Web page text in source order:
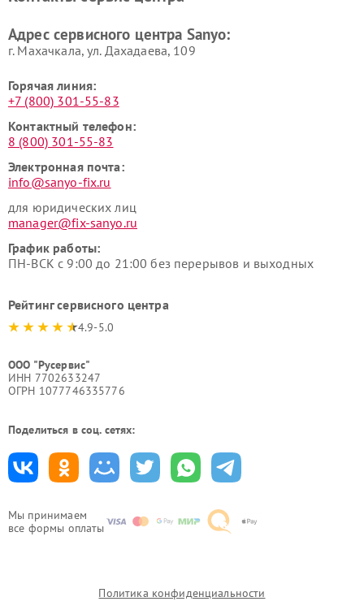
Мы принимаем
все формы оплаты
Адрес сервисного центра Sanyo:
г. Махачкала, ул. Дахадаева, 109
Горячая линия:
+7 (800) 301-55-83
Контактный телефон:
8 (800) 301-55-83
Электронная почта:
info@sanyo-fix.ru
для юридических лиц
manager@fix-sanyo.ru
График работы:
ПН-ВСК с 9:00 до 21:00 без перерывов и выходных
Рейтинг сервисного центра
4.9-5.0
ООО "Русервис"
ИНН 7702633247
ОГРН 1077746335776
Поделиться в соц. сетях:
Политика конфиденциальности